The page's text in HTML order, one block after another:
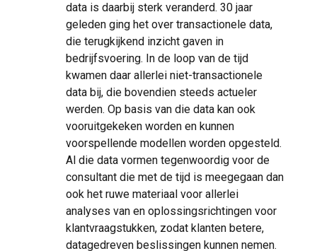
data is daarbij sterk veranderd. 30 jaar
geleden ging het over transactionele data,
die terugkijkend inzicht gaven in
bedrijfsvoering. In de loop van de tijd
kwamen daar allerlei niet-transactionele
data bij, die bovendien steeds actueler
werden. Op basis van die data kan ook
vooruitgekeken worden en kunnen
voorspellende modellen worden opgesteld.
Al die data vormen tegenwoordig voor de
consultant die met de tijd is meegegaan dan
ook het ruwe materiaal voor allerlei
analyses van en oplossingsrichtingen voor
klantvraagstukken, zodat klanten betere,
datagedreven beslissingen kunnen nemen.